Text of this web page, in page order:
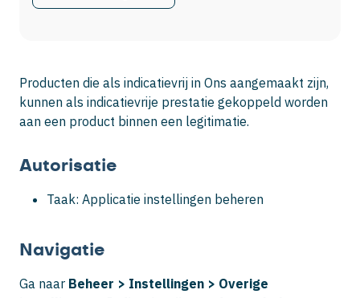
Producten die als indicatievrij in Ons aangemaakt zijn,
kunnen als indicatievrije prestatie gekoppeld worden
aan een product binnen een legitimatie.
Autorisatie
Taak: Applicatie instellingen beheren
Navigatie
Ga naar Beheer > Instellingen > Overige